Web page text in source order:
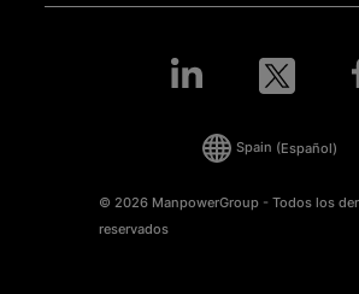
© 2026 ManpowerGroup - Todos los
reservados
Spain (Español)